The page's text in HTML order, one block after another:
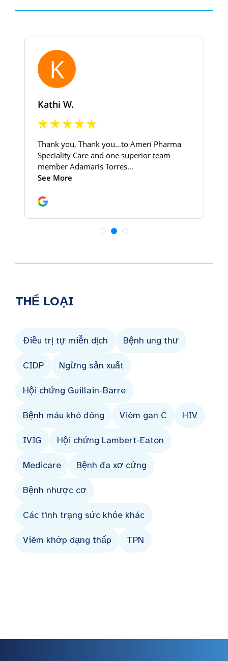
THỂ LOẠI
Điều trị tự miễn dịch Bệnh ung thư
CIDP Ngừng sản xuất
Hội chứng Guillain-Barre
Bệnh máu khó đông Viêm gan C HIV
IVIG Hội chứng Lambert-Eaton
Medicare Bệnh đa xơ cứng
Bệnh nhược cơ
Các tình trạng sức khỏe khác
Viêm khớp dạng thấp TPN